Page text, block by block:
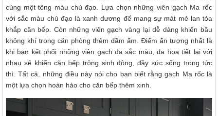
cùng một tông màu chủ đạo. Lựa chọn những viên gạch Ma rốc
với sắc màu chủ đạo là xanh dương để mang sự mát mẻ lan tỏa
khắp căn bếp. Còn những viên gạch vàng lại dễ dàng khiến bầu
không khí trong căn phòng thêm đầm ấm. Điểm ấn tượng nhất là
khi bạn kết phối những viên gạch đa sắc màu, đa họa tiết lại với
nhau sẽ khiến căn bếp trông sinh động, đầy sức sống trong tức
thì. Tất cả, những điều này nói cho bạn biết rằng gạch Ma rốc là
một lựa chọn hoàn hảo cho căn bếp thêm xinh.